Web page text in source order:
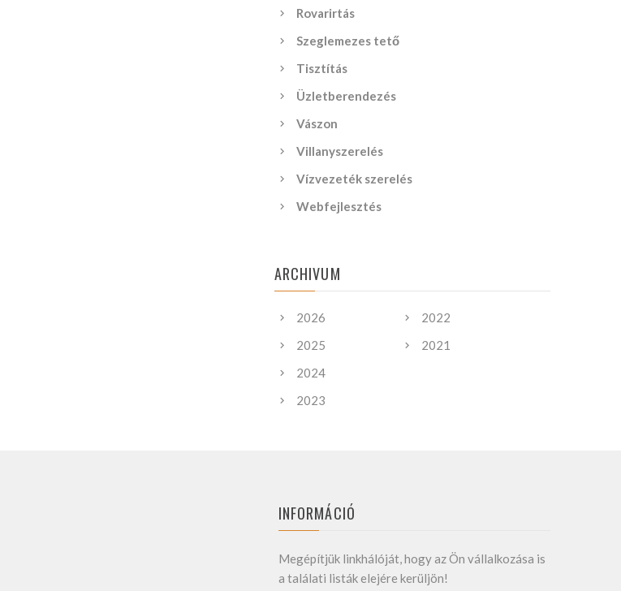
Rovarirtás
Szeglemezes tető
Tisztítás
Üzletberendezés
Vászon
Villanyszerelés
Vízvezeték szerelés
Webfejlesztés
ARCHIVUM
2026
2025
2024
2023
2022
2021
INFORMÁCIÓ
Megépítjük linkhálóját, hogy az Ön vállalkozása is
a találati listák elejére kerüljön!